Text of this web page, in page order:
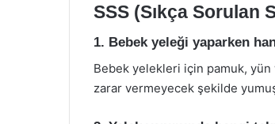
SSS (Sıkça Sorulan
1. Bebek yeleği yaparken
Bebek yelekleri için pamuk,
zarar vermeyecek şekilde